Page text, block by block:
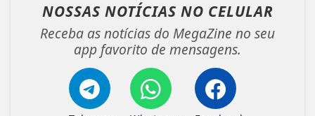
NOSSAS NOTÍCIAS NO CELULAR
Receba as notícias do MegaZine no seu
app favorito de mensagens.